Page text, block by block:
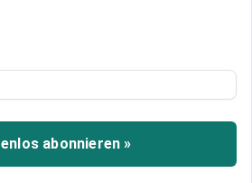
Rentner: Zahl der
spricht von einem
die Ampelregierung: Die
abonnieren »